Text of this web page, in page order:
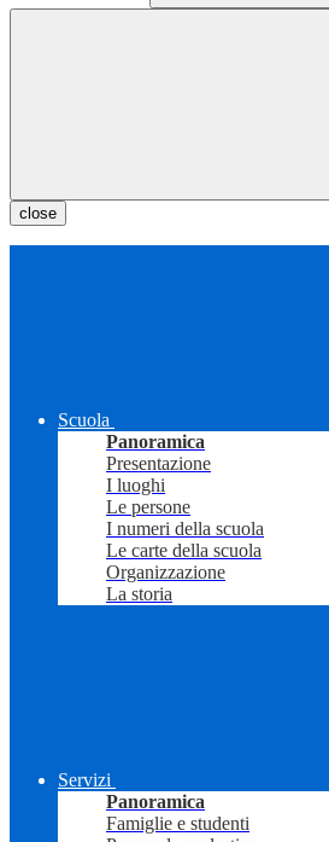
close
Scuola
Panoramica
Presentazione
I luoghi
Le persone
I numeri della scuola
Le carte della scuola
Organizzazione
La storia
Servizi
Panoramica
Famiglie e studenti